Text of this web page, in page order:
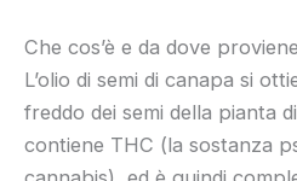
Che cos’è e da dove proviene
L’olio di semi di canapa si
freddo dei semi della pianta
contiene THC (la sostanza